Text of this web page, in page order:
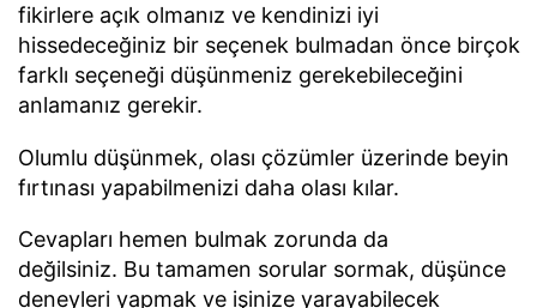
fikirlere açık olmanız ve kendinizi iyi
hissedeceğiniz bir seçenek bulmadan önce birçok
farklı seçeneği düşünmeniz gerekebileceğini
anlamanız gerekir.
Olumlu düşünmek, olası çözümler üzerinde beyin
fırtınası yapabilmenizi daha olası kılar.
Cevapları hemen bulmak zorunda da
değilsiniz. Bu tamamen sorular sormak, düşünce
deneyleri yapmak ve işinize yarayabilecek